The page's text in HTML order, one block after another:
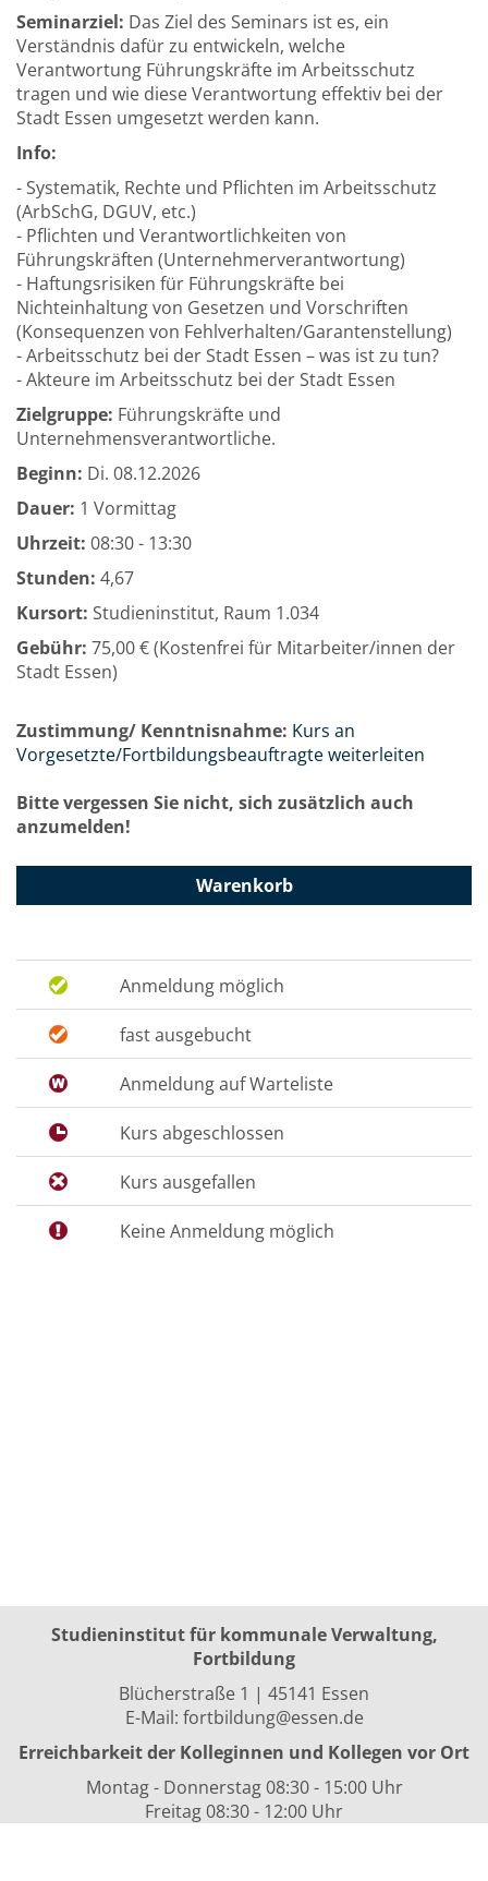
Seminarziel: Das Ziel des Seminars ist es, ein
Verständnis dafür zu entwickeln, welche
Verantwortung Führungskräfte im Arbeitsschutz
tragen und wie diese Verantwortung effektiv bei der
Stadt Essen umgesetzt werden kann.
Info:
- Systematik, Rechte und Pflichten im Arbeitsschutz
(ArbSchG, DGUV, etc.)
- Pflichten und Verantwortlichkeiten von
Führungskräften (Unternehmerverantwortung)
- Haftungsrisiken für Führungskräfte bei
Nichteinhaltung von Gesetzen und Vorschriften
(Konsequenzen von Fehlverhalten/Garantenstellung)
- Arbeitsschutz bei der Stadt Essen – was ist zu tun?
- Akteure im Arbeitsschutz bei der Stadt Essen
Zielgruppe: Führungskräfte und
Unternehmensverantwortliche.
Beginn: Di. 08.12.2026
Dauer: 1 Vormittag
Uhrzeit: 08:30 - 13:30
Stunden: 4,67
Kursort: Studieninstitut, Raum 1.034
Gebühr: 75,00 € (Kostenfrei für Mitarbeiter/innen der
Stadt Essen)
Zustimmung/ Kenntnisnahme: Kurs an
Vorgesetzte/Fortbildungsbeauftragte weiterleiten
Bitte vergessen Sie nicht, sich zusätzlich auch
anzumelden!
Warenkorb
Anmeldung möglich
fast ausgebucht
Anmeldung auf Warteliste
Kurs abgeschlossen
Kurs ausgefallen
Keine Anmeldung möglich
Studieninstitut für kommunale Verwaltung,
Fortbildung
Blücherstraße 1 | 45141 Essen
E-Mail: fortbildung@essen.de
Erreichbarkeit der Kolleginnen und Kollegen vor Ort
Montag - Donnerstag 08:30 - 15:00 Uhr
Freitag 08:30 - 12:00 Uhr